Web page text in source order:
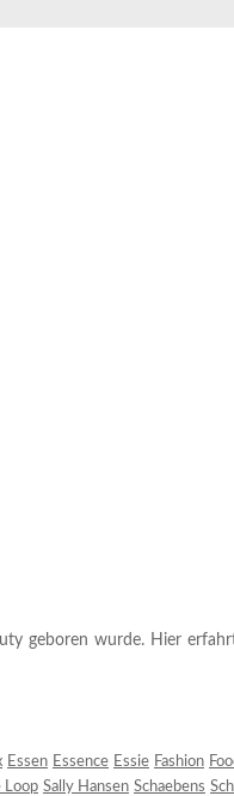
geboren wurde. Hier
Essen Essence Essie Fashion
Loop Sally Hansen Schaebens